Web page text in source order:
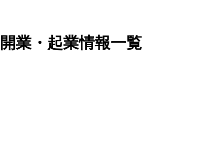
業・起業情報一覧